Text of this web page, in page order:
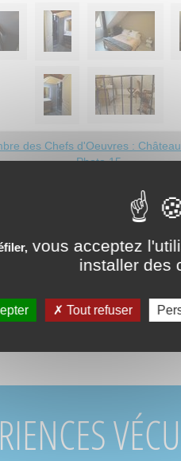
vous acceptez
installer des
Tout refuser